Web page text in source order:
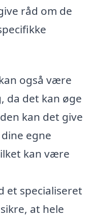
råd om de
også være
da det kan øge
kan det give
egne
kan være
et specialiseret
at hele